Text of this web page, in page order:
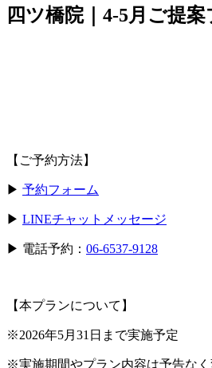
四ツ橋院｜4-5月ご提
【ご予約方法】
▶︎ 予約フォーム
▶︎ LINEチャットメッセージ
▶︎ 電話予約： 06-6537-9128
【本プランについて】
※2026年5月31日まで実施予定
※実施期間やプラン内容は予告な